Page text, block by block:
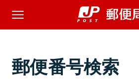
郵便番号検索